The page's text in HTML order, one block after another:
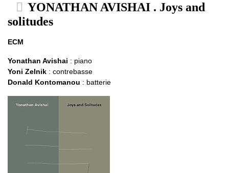
YONATHAN AVISHAI . Joys and
solitudes
ECM
Yonathan Avishai : piano
Yoni Zelnik : contrebasse
Donald Kontomanou : batterie